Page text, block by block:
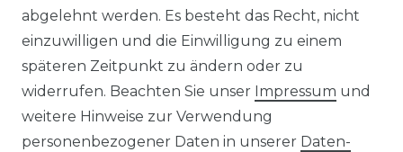
Wir versenden mit
Unsere Zahlungsarten
abgelehnt werden. Es besteht das Recht, nicht
einzuwilligen und die Einwilligung zu einem
späteren Zeitpunkt zu ändern oder zu
widerrufen. Beachten Sie unser Impressum und
weitere Hinweise zur Verwendung
personenbezogener Daten in unserer Daten­